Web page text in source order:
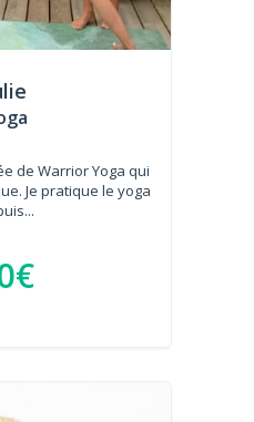
de Warrior Yoga qui
Je pratique le yoga